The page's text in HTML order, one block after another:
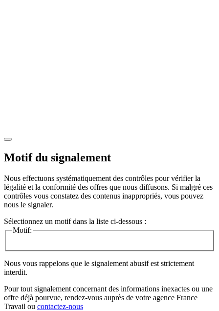
Motif du signalement
Nous effectuons systématiquement des contrôles pour vérifier la
légalité et la conformité des offres que nous diffusons. Si malgré ces
contrôles vous constatez des contenus inappropriés, vous pouvez
nous le signaler.
Sélectionnez un motif dans la liste ci-dessous :
Motif:
Nous vous rappelons que le signalement abusif est strictement
interdit.
Pour tout signalement concernant des informations inexactes ou une
offre déjà pourvue, rendez-vous auprès de votre agence France
Travail ou contactez-nous